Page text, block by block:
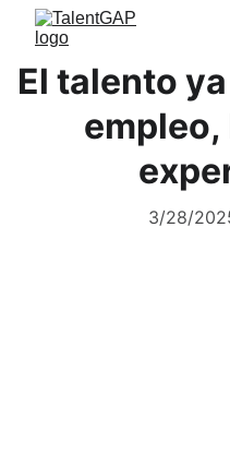
El talento
empleo,
3/28/